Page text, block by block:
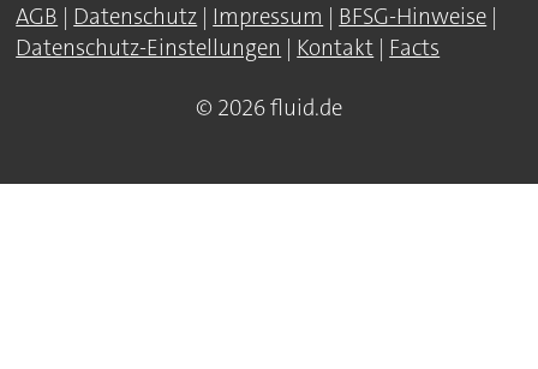
AGB | Datenschutz | Impressum | BFSG-Hinweise |
Datenschutz-Einstellungen | Kontakt | Facts
© 2026 fluid.de